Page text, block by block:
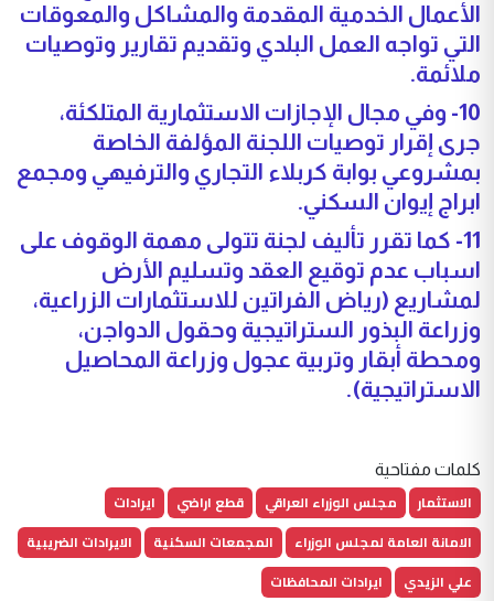
الأعمال الخدمية المقدمة والمشاكل والمعوقات
التي تواجه العمل البلدي وتقديم تقارير وتوصيات
ملائمة.
10- وفي مجال الإجازات الاستثمارية المتلكئة،
جرى إقرار توصيات اللجنة المؤلفة الخاصة
بمشروعي بوابة كربلاء التجاري والترفيهي ومجمع
ابراج إيوان السكني.
11- كما تقرر تأليف لجنة تتولى مهمة الوقوف على
اسباب عدم توقيع العقد وتسليم الأرض
لمشاريع (رياض الفراتين للاستثمارات الزراعية،
وزراعة البذور الستراتيجية وحقول الدواجن،
ومحطة أبقار وتربية عجول وزراعة المحاصيل
الاستراتيجية).
كلمات مفتاحية
الاستثمار مجلس الوزراء العراقي قطع اراضي
ايرادات
الامانة العامة لمجلس الوزراء
المجمعات السكنية
الايرادات الضريبية
علي الزيدي
ايرادات المحافظات